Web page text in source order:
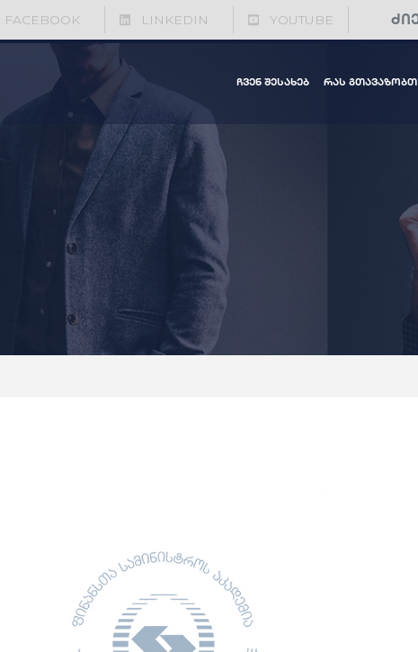
FACEBOOK LINKEDIN YOUTUBE
ჩვენ შესახებ რას გთავაზობთ